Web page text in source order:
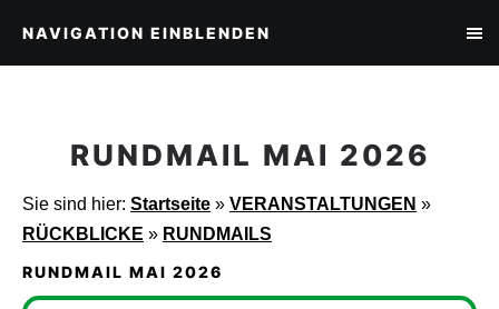
NAVIGATION EINBLENDEN
RUNDMAIL MAI 2026
Sie sind hier: Startseite » VERANSTALTUNGEN »
RÜCKBLICKE » RUNDMAILS
RUNDMAIL MAI 2026